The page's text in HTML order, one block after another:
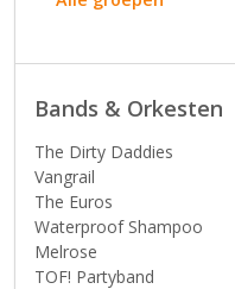
Bands & Orkesten
The Dirty Daddies
Vangrail
The Euros
Waterproof Shampoo
Melrose
TOF! Partyband